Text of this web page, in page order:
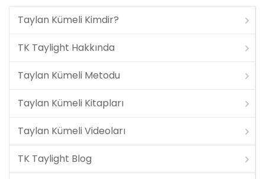
Taylan Kümeli Kimdir?
TK Taylight Hakkında
Taylan Kümeli Metodu
Taylan Kümeli Kitapları
Taylan Kümeli Videoları
TK Taylight Blog